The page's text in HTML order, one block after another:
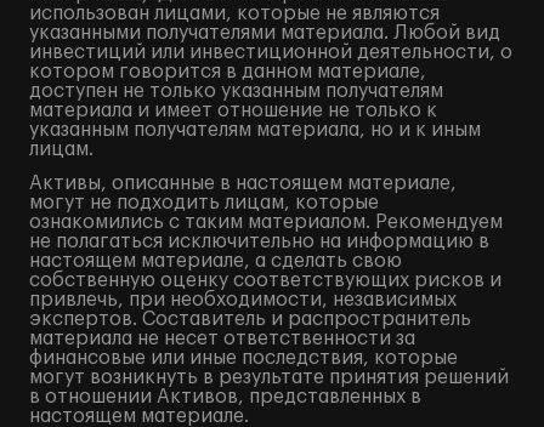
использован лицами, которые не являются
указанными получателями материала. Любой вид
инвестиций или инвестиционной деятельности, о
котором говорится в данном материале,
доступен не только указанным получателям
материала и имеет отношение не только к
указанным получателям материала, но и к иным
лицам.
Активы, описанные в настоящем материале,
могут не подходить лицам, которые
ознакомились с таким материалом. Рекомендуем
не полагаться исключительно на информацию в
настоящем материале, а сделать свою
собственную оценку соответствующих рисков и
привлечь, при необходимости, независимых
экспертов. Составитель и распространитель
материала не несет ответственности за
финансовые или иные последствия, которые
могут возникнуть в результате принятия решений
в отношении Активов, представленных в
настоящем материале.